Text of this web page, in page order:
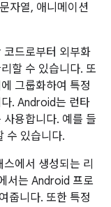
자열, 애니메이션
코드로부터 외부화
할 수 있습니다. 또
그룹화하여 특정
. Android는 런타
용합니다. 예를 들
수 있습니다.
스에서 생성되는 리
서는 Android 프로
줍니다. 또한 특정